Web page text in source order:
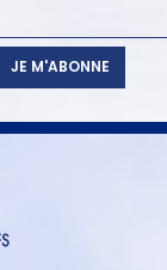
JE M'ABONNE